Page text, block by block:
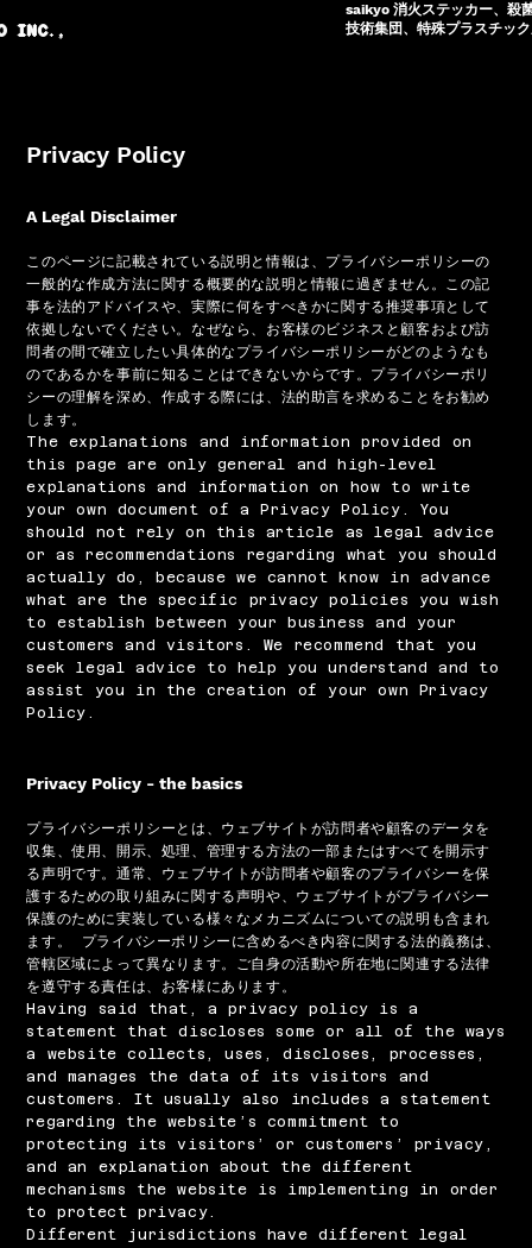
saikyo 消火ステッカー、殺
技術集団、特殊プラスチッ
INC.,
Privacy Policy
A Legal Disclaimer
このページに記載されている説明と情報は、プライバシーポリシーの
一般的な作成方法に関する概要的な説明と情報に過ぎません。この記
事を法的アドバイスや、実際に何をすべきかに関する推奨事項として
依拠しないでください。なぜなら、お客様のビジネスと顧客および訪
問者の間で確立したい具体的なプライバシーポリシーがどのようなも
のであるかを事前に知ることはできないからです。プライバシーポリ
シーの理解を深め、作成する際には、法的助言を求めることをお勧め
します。
The explanations and information provided on
this page are only general and high-level
explanations and information on how to write
your own document of a Privacy Policy. You
should not rely on this article as legal advice
or as recommendations regarding what you should
actually do, because we cannot know in advance
what are the specific privacy policies you wish
to establish between your business and your
customers and visitors. We recommend that you
seek legal advice to help you understand and to
assist you in the creation of your own Privacy
Policy.
Privacy Policy - the basics
プライバシーポリシーとは、ウェブサイトが訪問者や顧客のデータを
収集、使用、開示、処理、管理する方法の一部またはすべてを開示す
る声明です。通常、ウェブサイトが訪問者や顧客のプライバシーを保
護するための取り組みに関する声明や、ウェブサイトがプライバシー
保護のために実装している様々なメカニズムについての説明も含まれ
ます。 プライバシーポリシーに含めるべき内容に関する法的義務は、
管轄区域によって異なります。ご自身の活動や所在地に関連する法律
を遵守する責任は、お客様にあります。
Having said that, a privacy policy is a
statement that discloses some or all of the ways
a website collects, uses, discloses, processes,
and manages the data of its visitors and
customers. It usually also includes a statement
regarding the website’s commitment to
protecting its visitors’ or customers’ privacy,
and an explanation about the different
mechanisms the website is implementing in order
to protect privacy.
Different jurisdictions have different legal